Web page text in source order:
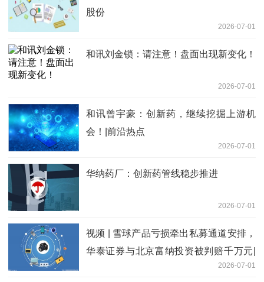
股份
2026-07-01
和讯刘金锁：请注意！盘面出现新变化！
2026-07-01
和讯曾宇豪：创新药，继续挖掘上游机
会！|前沿热点
2026-07-01
华纳药厂：创新药管线稳步推进
2026-07-01
视频 | 雪球产品亏损牵出私募通道安排，
华泰证券与北京富纳投资被判赔千万元|
2026-07-01